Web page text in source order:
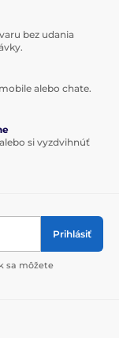
bez udania
alebo chate.
si vyzdvihnúť
Prihlásiť
sa môžete